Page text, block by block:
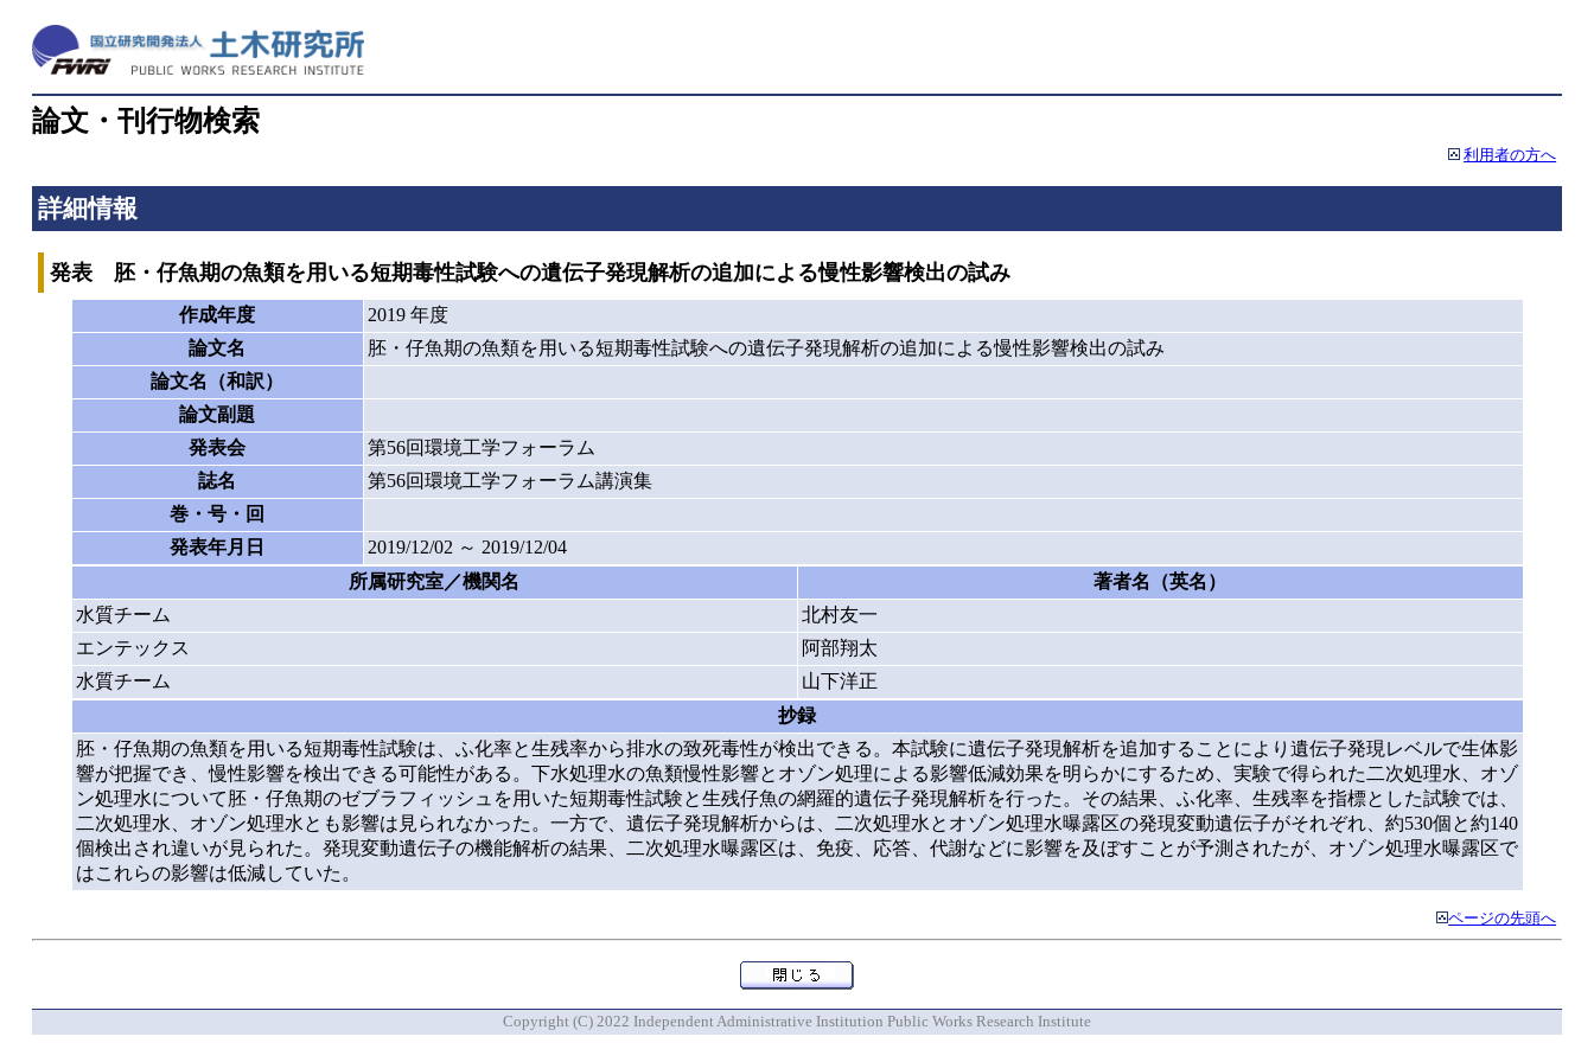
論文・刊行物検索
利用者の方へ
詳細情報
発表 胚・仔魚期の魚類を用いる短期毒性試験への遺伝子発現解析の追加による慢性影響検出の試み
作成年度
2019 年度
論文名
胚・仔魚期の魚類を用いる短期毒性試験への遺伝子発現解析の追加による慢性影響検出の試み
論文名（和訳）
論文副題
発表会
第56回環境工学フォーラム
誌名
第56回環境工学フォーラム講演集
巻・号・回
発表年月日
2019/12/02 ～ 2019/12/04
所属研究室／機関名
著者名（英名）
水質チーム
北村友一
エンテックス
阿部翔太
水質チーム
山下洋正
抄録
胚・仔魚期の魚類を用いる短期毒性試験は、ふ化率と生残率から排水の致死毒性が検出できる。本試験に遺伝子発現解析を追加することにより遺伝子発現レベルで生体影
響が把握でき、慢性影響を検出できる可能性がある。下水処理水の魚類慢性影響とオゾン処理による影響低減効果を明らかにするため、実験で得られた二次処理水、オゾ
ン処理水について胚・仔魚期のゼブラフィッシュを用いた短期毒性試験と生残仔魚の網羅的遺伝子発現解析を行った。その結果、ふ化率、生残率を指標とした試験では、
二次処理水、オゾン処理水とも影響は見られなかった。一方で、遺伝子発現解析からは、二次処理水とオゾン処理水曝露区の発現変動遺伝子がそれぞれ、約530個と約140
個検出され違いが見られた。発現変動遺伝子の機能解析の結果、二次処理水曝露区は、免疫、応答、代謝などに影響を及ぼすことが予測されたが、オゾン処理水曝露区で
はこれらの影響は低減していた。
ページの先頭へ
Copyright (C) 2022 Independent Administrative Institution Public Works Research Institute